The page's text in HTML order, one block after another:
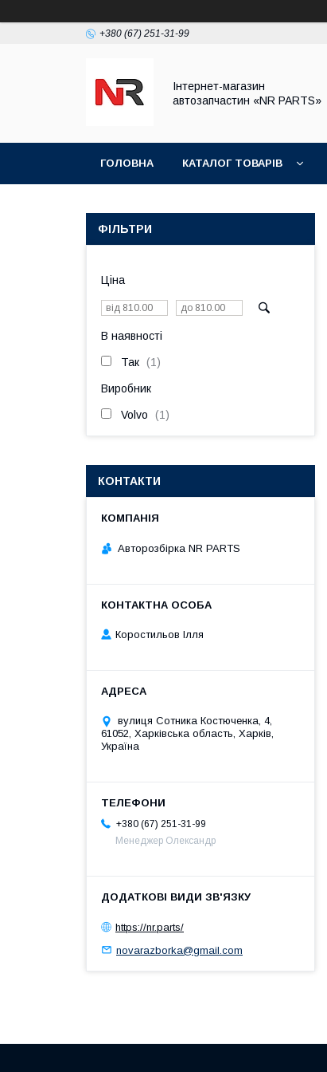
+380 (67) 251-31-99
Інтернет-магазин
автозапчастин «NR PARTS»
ГОЛОВНА КАТАЛОГ ТОВАРІВ
ФІЛЬТРИ
Ціна
В наявності
Так 1
Виробник
Volvo 1
КОНТАКТИ
Авторозбірка NR PARTS
Коростильов Ілля
вулиця Сотника Костюченка, 4,
61052, Харківська область, Харків,
Україна
+380 (67) 251-31-99
Менеджер Олександр
https://nr.parts/
novarazborka@gmail.com